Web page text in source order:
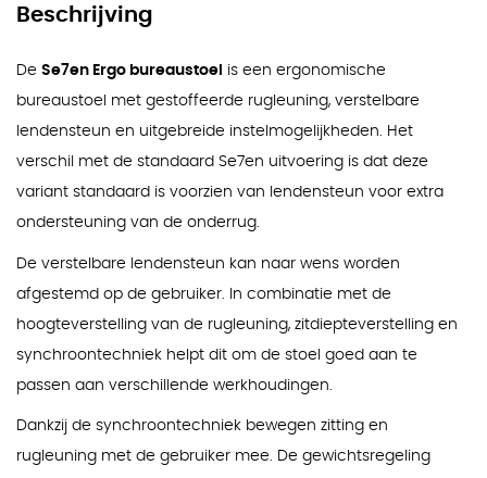
Beschrijving
De Se7en Ergo bureaustoel
is een ergonomische
bureaustoel met gestoffeerde rugleuning, verstelbare
lendensteun en uitgebreide instelmogelijkheden. Het
verschil met de standaard Se7en uitvoering is dat deze
variant standaard is voorzien van lendensteun voor extra
ondersteuning van de onderrug.
De verstelbare lendensteun kan naar wens worden
afgestemd op de gebruiker. In combinatie met de
hoogteverstelling van de rugleuning, zitdiepteverstelling en
synchroontechniek helpt dit om de stoel goed aan te
passen aan verschillende werkhoudingen.
Dankzij de synchroontechniek bewegen zitting en
rugleuning met de gebruiker mee. De gewichtsregeling